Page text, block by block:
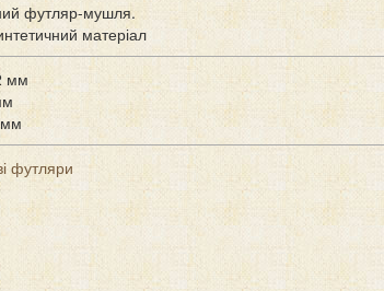
футляр-мушля.
матеріал
мм
футляри